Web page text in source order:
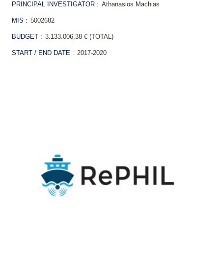
PRINCIPAL INVESTIGATOR : Athanasios Machias
MIS : 5002682
BUDGET : 3.133.006,38 € (TOTAL)
START / END DATE : 2017-2020